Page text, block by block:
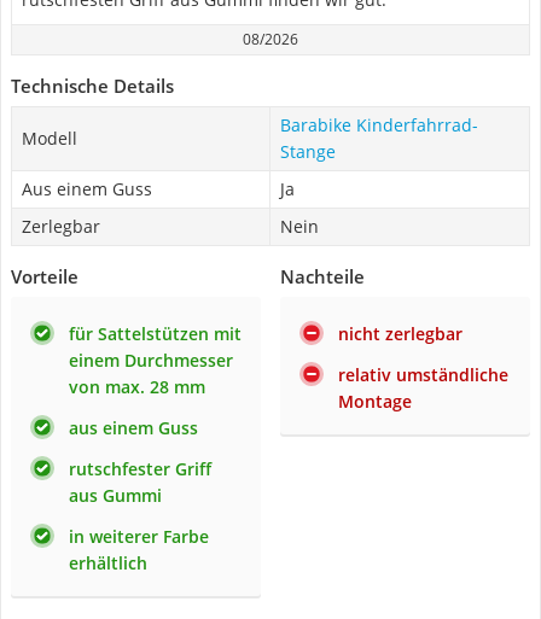
08/2026
Technische Details
Modell
Barabike Kinderfahrrad-
Stange
Aus einem Guss
Ja
Zerlegbar
Nein
Vorteile
für Sattelstützen mit
einem Durchmesser
von max. 28 mm
aus einem Guss
rutschfester Griff
aus Gummi
in weiterer Farbe
erhältlich
Nachteile
nicht zerlegbar
relativ umständliche
Montage